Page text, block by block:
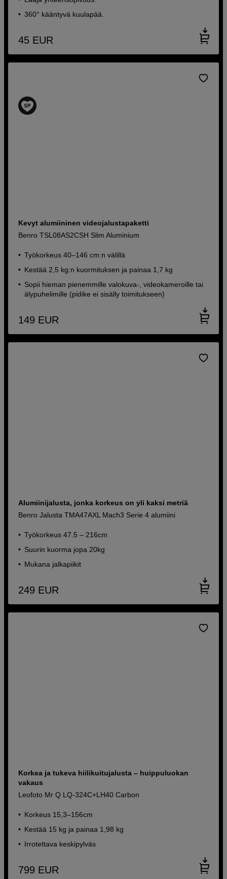
360° kääntyvä kuulapää.
45 EUR
Kevyt alumiininen videojalustapaketti
Benro TSL08AS2CSH Slim Aluminium
Työkorkeus 40–146 cm:n välillä
Kestää 2,5 kg:n kuormituksen ja painaa 1,7 kg
Sopii hieman pienemmille valokuva-, videokameroille tai
älypuhelimille (pidike ei sisälly toimitukseen)
149 EUR
Alumiinijalusta, jonka korkeus on yli kaksi metriä
Benro Jalusta TMA47AXL Mach3 Serie 4 alumiini
Työkorkeus 47.5 – 216cm
Suurin kuorma jopa 20kg
Mukana jalkapiikit
249 EUR
Korkea ja tukeva hiilikuitujalusta – huippuluokan
vakaus
Leofoto Mr Q LQ-324C+LH40 Carbon
Korkeus 15,3–156cm
Kestää 15 kg ja painaa 1,98 kg
Irrotettava keskipylväs
799 EUR